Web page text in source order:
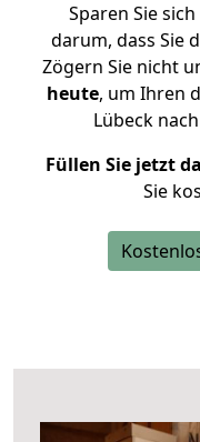
Sparen Sie
darum, dass Sie
Zögern Sie nicht
heute, um Ihren
Lübeck
Füllen Sie jetzt
Sie